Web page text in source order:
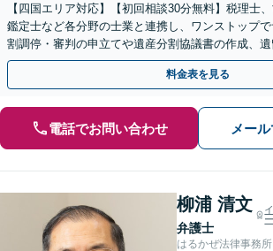
【四国エリア対応】【初回相談30分無料】税理士
鑑定士など各分野の士業と連携し、ワンストップ
割調停・審判の申立てや遺産分割協議書の作成、
遺言書など幅広いご相談に対応【オンライン面談
料金表を見る
電話でお問い合わせ メー
柳浦 清文
弁護士
はるかぜ法律事務所